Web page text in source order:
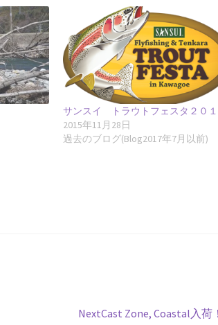
サンスイ トラウトフェスタ２０
2015年11月28日
過去のブログ(Blog2017年7月以前)
次
NextCast Zone, Coastal入荷